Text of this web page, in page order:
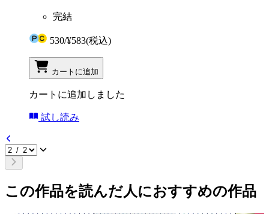
完結
530/¥583(税込)
カートに追加
カートに追加しました
試し読み
この作品を読んだ人におすすめの作品